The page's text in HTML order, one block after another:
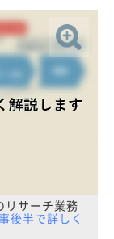
リサーチ業務
後半で詳しく